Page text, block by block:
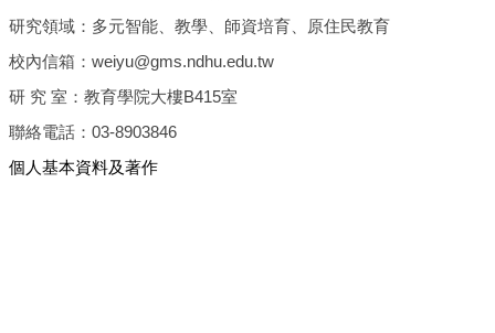
研究領域：多元智能、教學、師資培育、原住民教育
校內信箱：weiyu@gms.ndhu.edu.tw
研 究 室：教育學院大樓B415室
聯絡電話：03-8903846
個人基本資料及著作